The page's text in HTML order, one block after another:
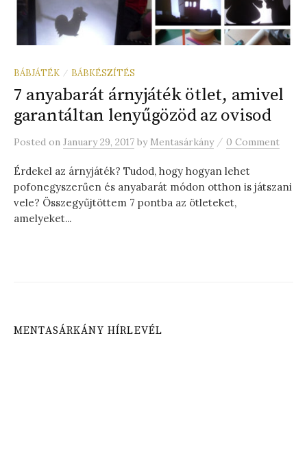
BÁBJÁTÉK / BÁBKÉSZÍTÉS
7 anyabarát árnyjáték ötlet, amivel
garantáltan lenyűgözöd az ovisod
Posted on January 29, 2017 by Mentasárkány / 0 Comment
Érdekel az árnyjáték? Tudod, hogy hogyan lehet
pofonegyszerűen és anyabarát módon otthon is játszani
vele? Összegyűjtöttem 7 pontba az ötleteket,
amelyeket...
MENTASÁRKÁNY HÍRLEVÉL